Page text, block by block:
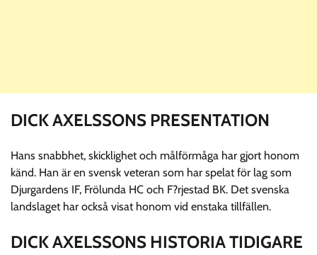
DICK AXELSSONS PRESENTATION
Hans snabbhet, skicklighet och målförmåga har gjort honom
känd. Han är en svensk veteran som har spelat för lag som
Djurgardens IF, Frölunda HC och F?rjestad BK. Det svenska
landslaget har också visat honom vid enstaka tillfällen.
DICK AXELSSONS HISTORIA TIDIGARE